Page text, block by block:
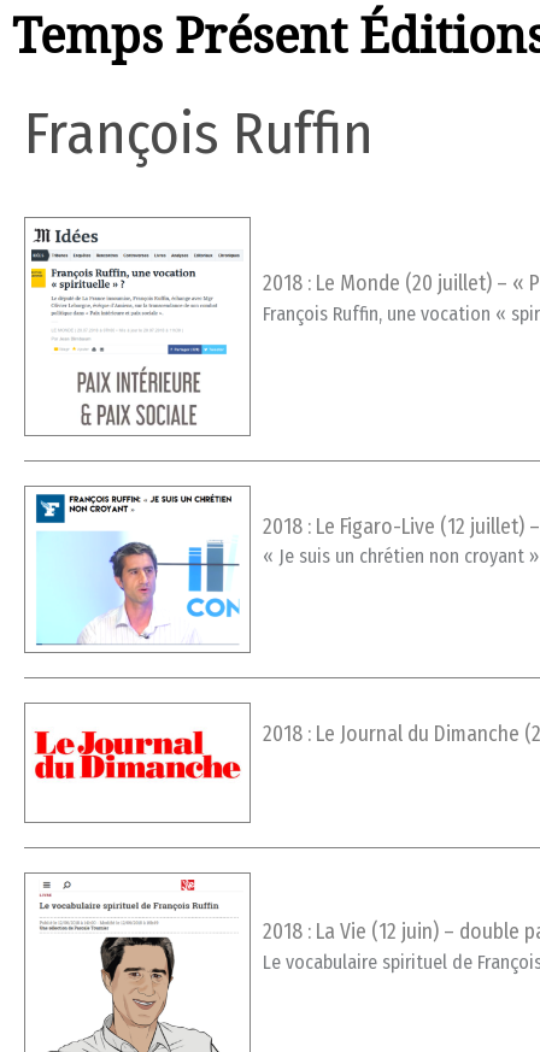
Temps Présent
François Ruffin
2018 : Le Monde (20 juillet) – «
François Ruffin, une vocation «
2018 : Le Figaro-Live (12
« Je suis un chrétien non croyant »
2018 : Le Journal du Dimanche
2018 : La Vie (12 juin) – double
Le vocabulaire spirituel de